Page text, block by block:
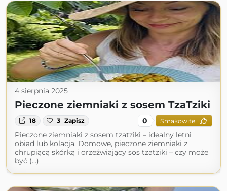
4 sierpnia 2025
Pieczone ziemniaki z sosem TzaTziki
18 3 Zapisz 0 Smakowite
Pieczone ziemniaki z sosem tzatziki – idealny letni
obiad lub kolacja. Domowe, pieczone ziemniaki z
chrupiącą skórką i orzeźwiający sos tzatziki – czy może
być (...)